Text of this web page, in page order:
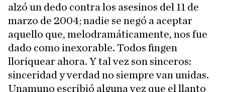
alzó un dedo contra los asesinos del 11 de
marzo de 2004; nadie se negó a aceptar
aquello que, melodramáticamente, nos fue
dado como inexorable. Todos fingen
lloriquear ahora. Y tal vez son sinceros:
sinceridad y verdad no siempre van unidas.
Unamuno escribió alguna vez que el llanto